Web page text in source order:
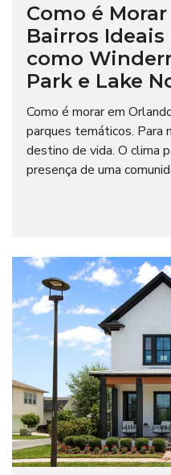
Como é
Bairros
como
Park e Lake
Como é morar em
parques temáticos. Para
destino de vida. O clima
presença de uma